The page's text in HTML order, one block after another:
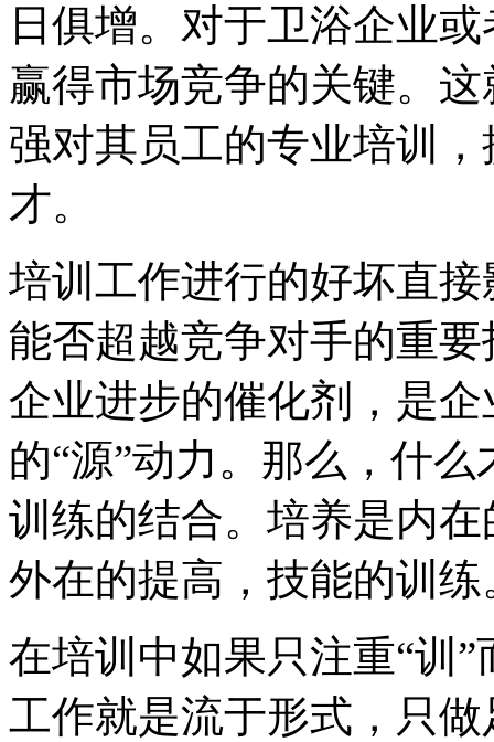
日俱增。对于卫浴企业
赢得市场竞争的关键。
强对其员工的专业培训
才。
培训工作进行的好坏直
能否超越竞争对手的重
企业进步的催化剂，是
的“源”动力。那么，什
训练的结合。培养是内
外在的提高，技能的训练
在培训中如果只注重“训
工作就是流于形式，只